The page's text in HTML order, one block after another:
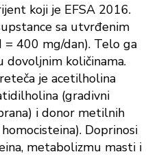
koji je EFSA 2016.
sa utvrđenim
= 400 mg/dan). Telo ga
dovoljnim količinama.
je acetilholina
(gradivni
i donor metilnih
Doprinosi
metabolizmu masti i